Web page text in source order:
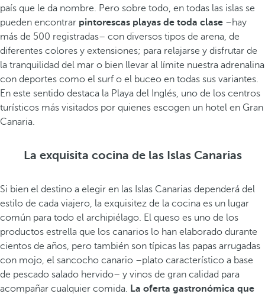
país que le da nombre. Pero sobre todo, en todas las islas se
pueden encontrar pintorescas playas de toda clase –hay
más de 500 registradas– con diversos tipos de arena, de
diferentes colores y extensiones; para relajarse y disfrutar de
la tranquilidad del mar o bien llevar al límite nuestra adrenalina
con deportes como el surf o el buceo en todas sus variantes.
En este sentido destaca la Playa del Inglés, uno de los centros
turísticos más visitados por quienes escogen un hotel en Gran
Canaria.
La exquisita cocina de las Islas Canarias
Si bien el destino a elegir en las Islas Canarias dependerá del
estilo de cada viajero, la exquisitez de la cocina es un lugar
común para todo el archipiélago. El queso es uno de los
productos estrella que los canarios lo han elaborado durante
cientos de años, pero también son típicas las papas arrugadas
con mojo, el sancocho canario –plato característico a base
de pescado salado hervido– y vinos de gran calidad para
acompañar cualquier comida. La oferta gastronómica que